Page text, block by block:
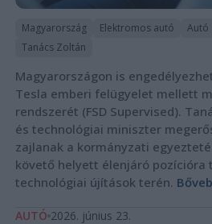
Magyarország Elektromos autó Autó
Tanács Zoltán
Magyarországon is
Tesla emberi felügyelet mellett
rendszerét (FSD Supervised).
és technológiai miniszter
zajlanak a kormányzati
követő helyett élenjáró pozícióra
technológiai újítások terén.
AUTÓ 2026. június 23.